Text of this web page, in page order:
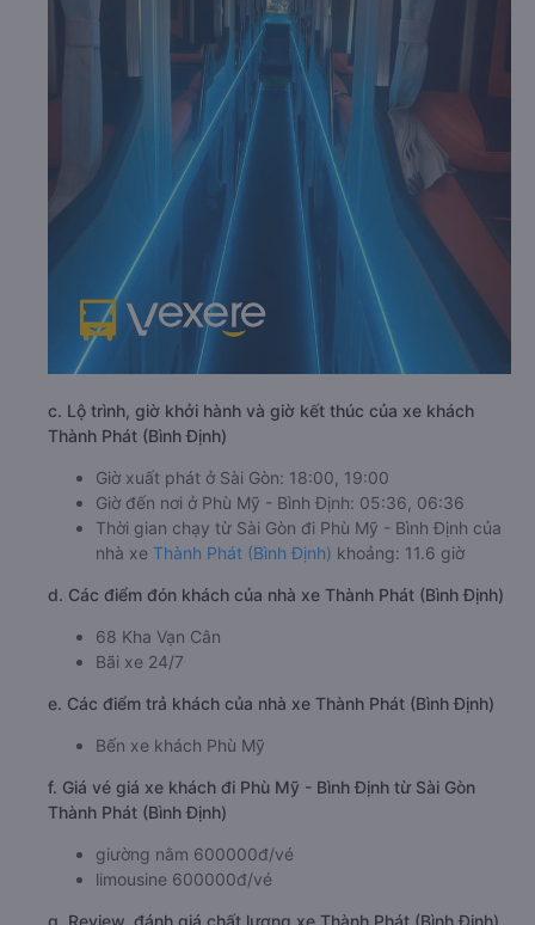
c. Lộ trình, giờ khởi hành và giờ kết thúc của xe khách
Thành Phát (Bình Định)
Giờ xuất phát ở Sài Gòn: 18:00, 19:00
Giờ đến nơi ở Phù Mỹ - Bình Định: 05:36, 06:36
Thời gian chạy từ Sài Gòn đi Phù Mỹ - Bình Định của
nhà xe Thành Phát (Bình Định) khoảng: 11.6 giờ
d. Các điểm đón khách của nhà xe Thành Phát (Bình Định)
68 Kha Vạn Cân
Bãi xe 24/7
e. Các điểm trả khách của nhà xe Thành Phát (Bình Định)
Bến xe khách Phù Mỹ
f. Giá vé giá xe khách đi Phù Mỹ - Bình Định từ Sài Gòn
Thành Phát (Bình Định)
giường nằm 600000đ/vé
limousine 600000đ/vé
g. Review, đánh giá chất lượng xe Thành Phát (Bình Định)